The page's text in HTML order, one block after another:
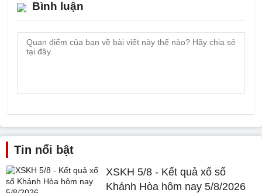
Bình luận
Tin nổi bật
XSKH 5/8 - Kết quả xổ số
Khánh Hòa hôm nay 5/8/2026